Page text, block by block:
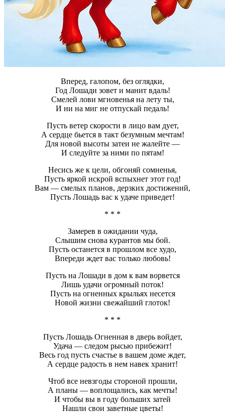
Вперед, галопом, без оглядки,
Год Лошади зовет и манит вдаль!
Смелей лови мгновенья на лету ты,
И ни на миг не отпускай педаль!
Пусть ветер скорости в лицо вам дует,
А сердце бьется в такт безумным мечтам!
Для новой высоты затеи не жалейте —
И следуйте за ними по пятам!
Несись же к цели, обгоняй сомненья,
Пусть яркой искрой вспыхнет этот год!
Вам — смелых планов, дерзких достижений,
Пусть Лошадь вас к удаче приведет!
* * *
Замерев в ожидании чуда,
Слышим снова курантов мы бой.
Пусть останется в прошлом все худо,
Впереди ждет вас только любовь!
Пусть на Лошади в дом к вам ворвется
Лишь удачи огромный поток!
Пусть на огненных крыльях несется
Новой жизни свежайший глоток!
* * *
Пусть Лошадь Огненная в дверь войдет,
Удача — следом рысью прибежит!
Весь год пусть счастье в вашем доме ждет,
А сердце радость в нем навек хранит!
Чтоб все невзгоды стороной прошли,
А планы — воплощались, как мечты!
И чтобы вы в году больших затей
Нашли свои заветные цветы!